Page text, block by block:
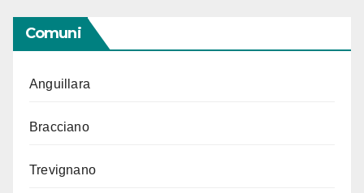
Comuni
Anguillara
Bracciano
Trevignano